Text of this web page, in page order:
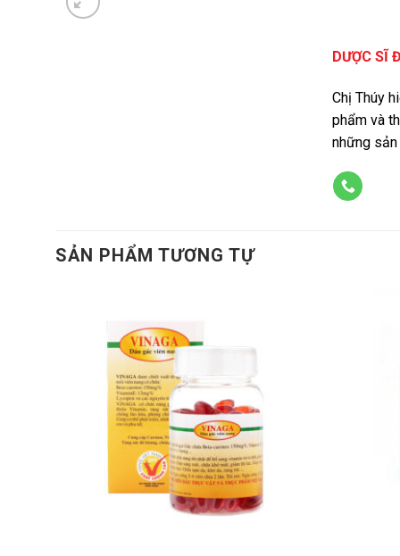
DƯỢC SĨ
Chị Thúy
phẩm và
những
SẢN PHẨM TƯƠNG TỰ